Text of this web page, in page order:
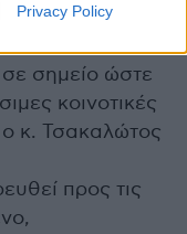
Privacy Policy
αγγλικά,
σημείο ώστε
κοινοτικές
κ. Τσακαλώτος
προς τις